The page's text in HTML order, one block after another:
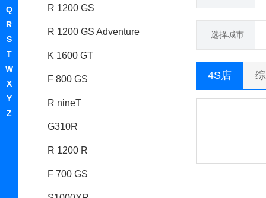
Q
R
S
T
W
X
Y
Z
R 1200 GS
R 1200 GS Adventure
K 1600 GT
F 800 GS
R nineT
G310R
R 1200 R
F 700 GS
选择城市
4S店